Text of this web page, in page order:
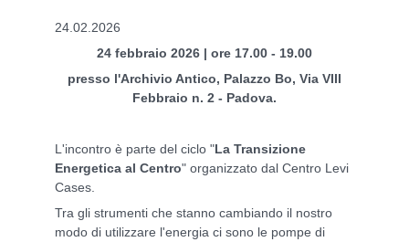
24.02.2026
24 febbraio 2026 | ore 17.00 - 19.00
presso l'Archivio Antico, Palazzo Bo, Via VIII
Febbraio n. 2 - Padova.
L'incontro è parte del ciclo "La Transizione
Energetica al Centro" organizzato dal Centro Levi
Cases.
Tra gli strumenti che stanno cambiando il nostro
modo di utilizzare l'energia ci sono le pompe di